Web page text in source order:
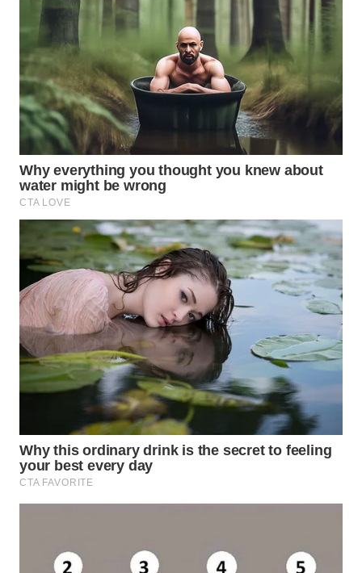
SOLO
WN
BOROBUDUR
WN
MADURA
WN
SURABAYA
WN
NATUNA
WN
BINTAN
WN
MANDALIKA
LIKUPANG
WN
LABUANBAJO